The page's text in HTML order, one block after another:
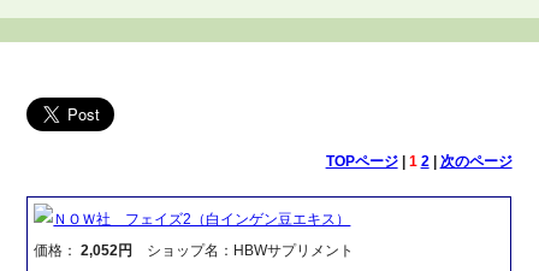
TOPページ| 1 2| 次のページ
ＮＯＷ社 フェイズ2（白インゲン豆エキス）
価格：2,052円
ショップ名：HBWサプリメント